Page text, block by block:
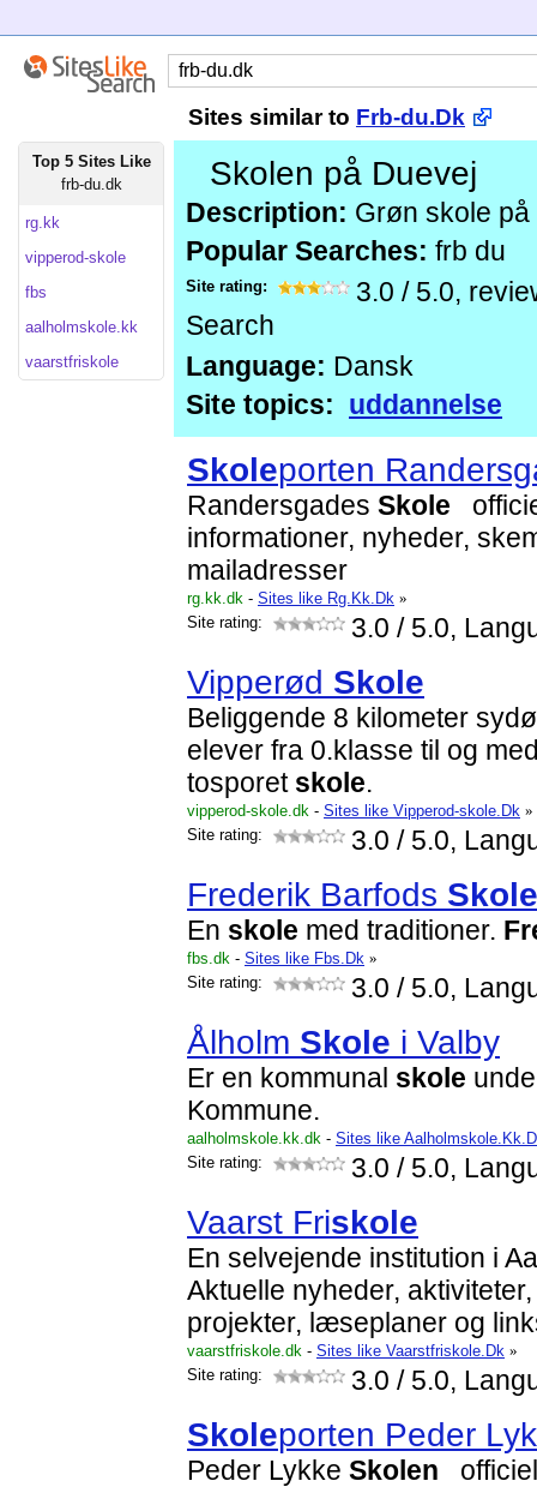
Sites similar to Frb-du.Dk
Top 5 Sites Like
frb-du.dk
rg.kk
vipperod-skole
fbs
aalholmskole.kk
vaarstfriskole
Skolen på Duevej
Description: Grøn skole
Popular Searches: frb du
Site rating: 3.0 / 5.0,
Search
Language: Dansk
Site topics: uddannelse
Skoleporten
Randersgades Skole
informationer, nyheder,
mailadresser
rg.kk.dk - Sites like Rg.Kk.Dk »
Site rating:
3.0 / 5.0,
Vipperød Skole
Beliggende 8 kilometer
elever fra 0.klasse til og
tosporet skole.
vipperod-skole.dk - Sites like Vipperod-skole.Dk »
Site rating:
3.0 / 5.0,
Frederik Barfods Skole
En skole med traditioner.
fbs.dk - Sites like Fbs.Dk »
Site rating:
3.0 / 5.0,
Ålholm Skole i Valby
Er en kommunal skole
Kommune.
aalholmskole.kk.dk - Sites like
Site rating:
3.0 / 5.0,
Vaarst Friskole
En selvejende institution i
Aktuelle nyheder,
projekter, læseplaner og
vaarstfriskole.dk - Sites like Vaarstfriskole.Dk »
Site rating:
3.0 / 5.0,
Skoleporten Peder
Peder Lykke Skolen